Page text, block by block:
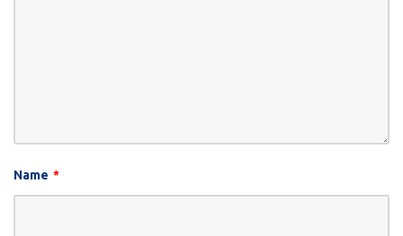
Name *